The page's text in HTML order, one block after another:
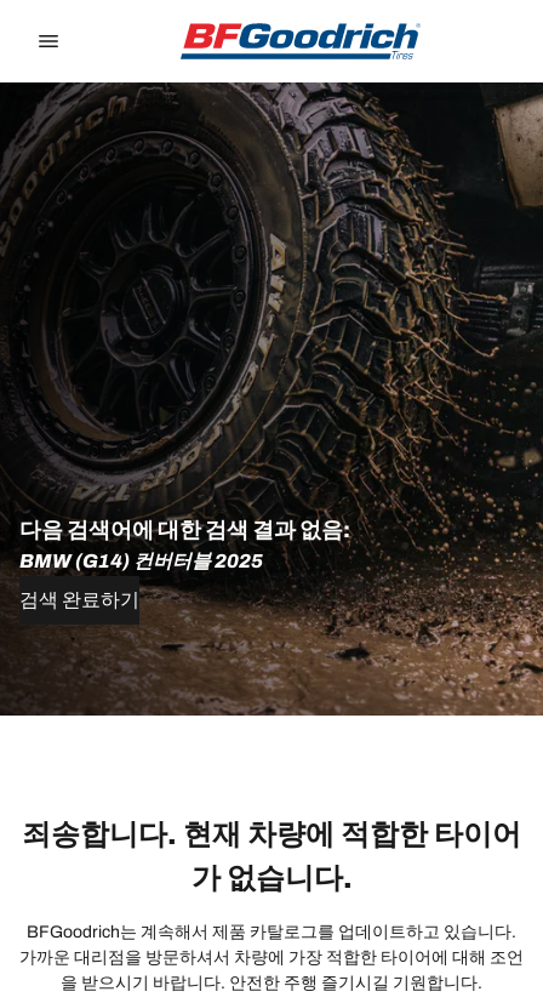
다음 검색어에 대한 검색 결과 없음:
BMW (G14) 컨버터블 2025
검색 완료하기
죄송합니다. 현재 차량에 적합한 타이어
가 없습니다.
BFGoodrich는 계속해서 제품 카탈로그를 업데이트하고 있습니다.
가까운 대리점을 방문하셔서 차량에 가장 적합한 타이어에 대해 조언
을 받으시기 바랍니다. 안전한 주행 즐기시길 기원합니다.